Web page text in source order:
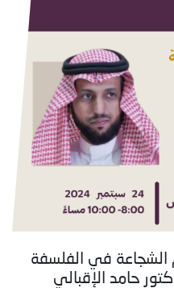
في الفلسفة
حامد الإقبالي